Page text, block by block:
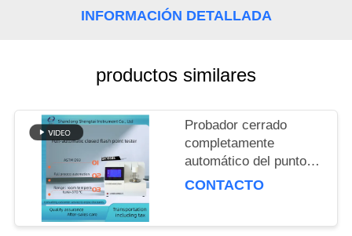
SITIO
PRIVACY
POLICY
INFORMACIÓN DETALLADA
productos similares
Probador cerrado
completamente
automático del punto
de inflamación de
CONTACTO